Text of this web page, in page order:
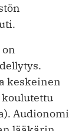
keskeinen
Audionomi